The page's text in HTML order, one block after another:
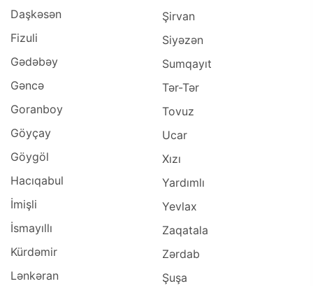
Daşkəsən
Fizuli
Gədəbəy
Gəncə
Goranboy
Göyçay
Göygöl
Hacıqabul
İmişli
İsmayıllı
Kürdəmir
Lənkəran
Şirvan
Siyəzən
Sumqayıt
Tər-Tər
Tovuz
Ucar
Xızı
Yardımlı
Yevlax
Zaqatala
Zərdab
Şuşa